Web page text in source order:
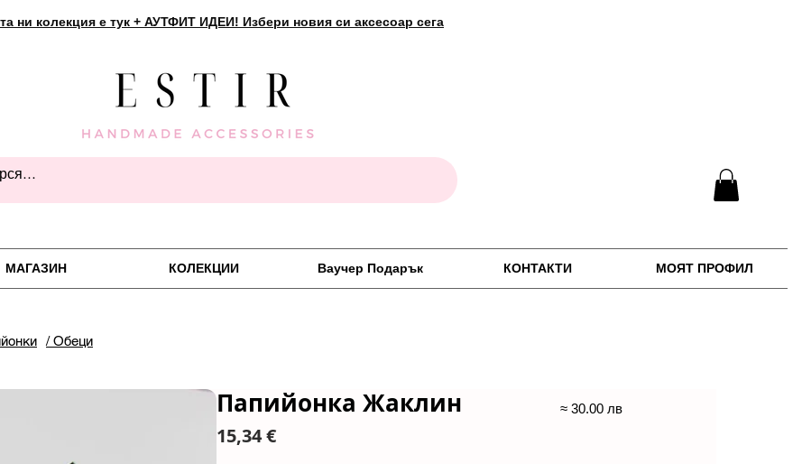
ни колекция е тук + АУТФИТ ИДЕИ! Избери новия си аксесоар сега
МАГАЗИН КОЛЕКЦИИ Ваучер Подарък КОНТАКТИ МОЯТ ПРОФИЛ
/ Обеци
Папийонка Жаклин
15,34 €Цена
≈ 30.00 лв